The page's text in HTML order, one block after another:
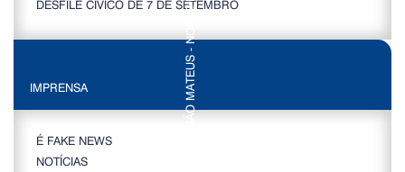
DESFILE CÍVICO DE 7 DE SETEMBRO
IMPRENSA
É FAKE NEWS
NOTÍCIAS